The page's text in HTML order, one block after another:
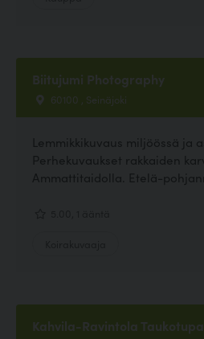
Biitujumi Photography
60100 , Seinäjoki
Lemmikkikuvaus miljöössä ja
Perhekuvaukset rakkaiden
Ammattitaidolla. Etelä-
Kahvila-Ravintola Taukotupa